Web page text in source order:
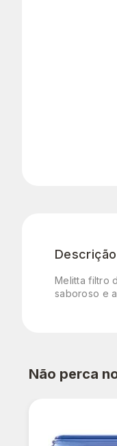
Descrição
Melitta filtro
saboroso e
Não perca